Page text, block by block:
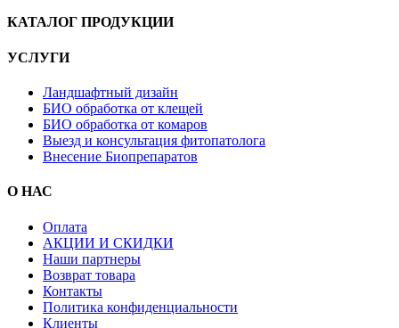
КАТАЛОГ ПРОДУКЦИИ
УСЛУГИ
Ландшафтный дизайн
БИО обработка от клещей
БИО обработка от комаров
Выезд и консультация фитопатолога
Внесение Биопрепаратов
О НАС
Оплата
АКЦИИ И СКИДКИ
Наши партнеры
Возврат товара
Контакты
Политика конфиденциальности
Клиенты